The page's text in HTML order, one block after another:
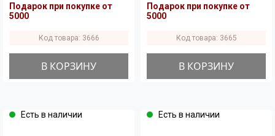
Подарок при покупке от
5000
Код товара: 3666
В КОРЗИНУ
Подарок при покупке от
5000
Код товара: 3665
В КОРЗИНУ
Есть в наличии Есть в наличии